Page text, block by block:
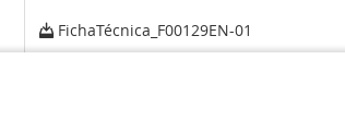
FichaTécnica_F00129EN-01